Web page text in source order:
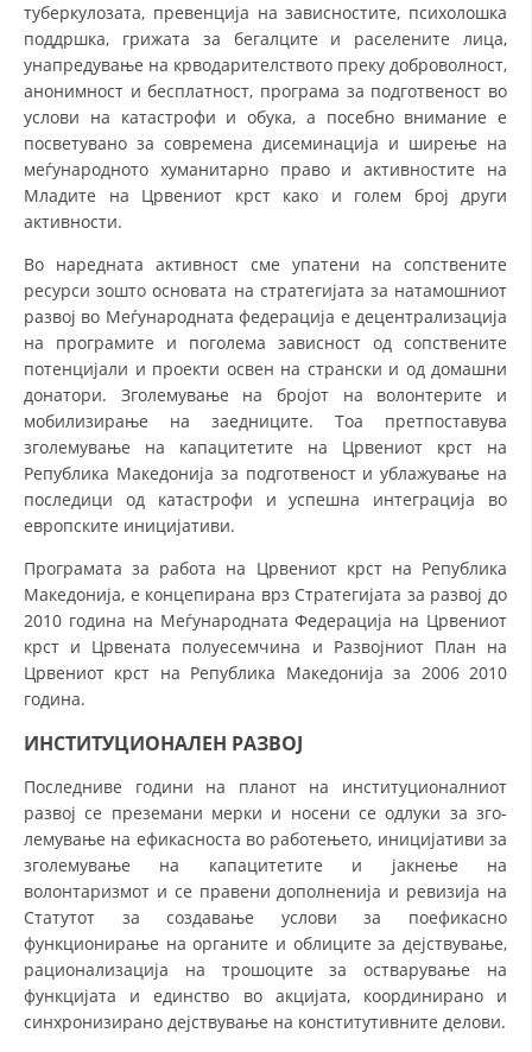
СОБРАНИЕ
СТРУКТУРА И ОРГАНИЗАЦИОНА ПОСТАВЕНОСТ
ДИСЕМИНАЦИЈА
MЕЃУНАРОДНО ХУМАНИТАРНО ПРАВО
СОЦИЈАЛНО ХУМАНИТАРНА ДЕЈНОСТ
КАКО ДА ДОНИРАТЕ
ПОДГОТВЕНОСТ И ДЕЈСТВО ПРИ КАТАСТРОФИ
СПАСИТЕЛНА СТАНИЦА ВОДНО
ПРОЕКТИ – ПОДГОТВЕНОСТ И ДЕЈСТВУВАЊЕ ПРИ КАТАСТРОФИ
ИСТРАЖУВАЊЕ НА ЈАВНО МИСЛЕЊЕ
МЕЃУНАРОДНА СОРАБОТКА
ДОГОВОРИ
ЗДРАВСТВЕНО ПРЕВЕНТИВНА ДЕЈНОСТ
ПРВА ПОМОШ
КРВОДАРИТЕЛСТВО
ИНФОРМАЦИИ ЗА БОЛЕСТИ
МЕНАЏМЕНТ НА ВОЛОНТЕРИ
туберкулозата, превенција на зависностите, психолошка
поддршка, грижата за бегалците и раселените лица,
унапредување на крводарителството преку доброволност,
анонимност и бесплатност, програма за подготвеност во
услови на катастрофи и обука, а посебно внимание е
посветувано за современа дисеминација и ширење на
меѓународното хуманитарно право и активностите на
Младите на Црвениот крст како и голем број други
активности.
Во наредната активност сме упатени на сопствените
ресурси зошто основата на стратегијата за натамошниот
развој во Меѓународната федерација е децентрализација
на програмите и поголема зависност од сопствените
потенцијали и проекти освен на странски и од домашни
донатори. Зголемување на бројот на волонтерите и
мобилизирање на заедниците. Тоа претпоставува
зголемување на капа­ци­те­тите на Црвениот крст на
Република Македонија за подготвеност и ублажување на
последици од катастрофи и успешна интеграција во
европските иницијативи.
Програмата за работа на Црвениот крст на Ре­публика
Македонија, е концепирана врз Стра­те­ги­ја­та за развој до
2010 година на Меѓународната Фе­де­рација на Црвениот
крст и Црвената по­луе­се­­мчи­на и Развојниот План на
Црвениот крст на Репу­бли­ка Македонија за 2006 2010
година.
ИНСТИТУЦИОНАЛЕН РАЗВОЈ
Последниве години на планот на институционалниот
развој се преземани мерки и носени се одлуки за зго­
лемување на ефикасноста во работењето, иницијативи за
зголемување на капацитетите и јакнење на
волонтаризмот и се правени дополненија и ревизија на
Статутот за создавање услови за поефикасно
функционирање на органите и облиците за дејствување,
рационализација на трошоците за остварување на
функцијата и единство во акцијата, координирано и
синхронизирано дејствување на конститутивните делови.